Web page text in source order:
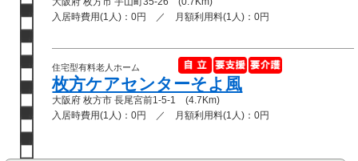
入居時費用(1人)：0円 ／ 月額利用料(1人)：0円
住宅型有料老人ホーム
枚方ケアセンターそよ風
大阪府 枚方市 長尾宮前1-5-1 (4.7Km)
入居時費用(1人)：0円 ／ 月額利用料(1人)：0円